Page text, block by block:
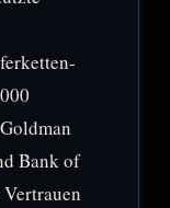
Bank of